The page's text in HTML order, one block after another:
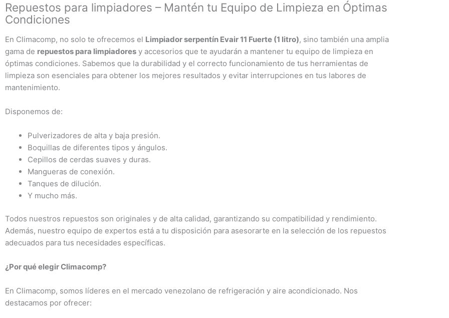
Repuestos para limpiadores – Mantén tu Equipo de Limpieza en Óptimas
Condiciones
En Climacomp, no solo te ofrecemos el Limpiador serpentín Evair 11 Fuerte (1 litro), sino también una amplia
gama de repuestos para limpiadores y accesorios que te ayudarán a mantener tu equipo de limpieza en
óptimas condiciones. Sabemos que la durabilidad y el correcto funcionamiento de tus herramientas de
limpieza son esenciales para obtener los mejores resultados y evitar interrupciones en tus labores de
mantenimiento.
Disponemos de:
Pulverizadores de alta y baja presión.
Boquillas de diferentes tipos y ángulos.
Cepillos de cerdas suaves y duras.
Mangueras de conexión.
Tanques de dilución.
Y mucho más.
Todos nuestros repuestos son originales y de alta calidad, garantizando su compatibilidad y rendimiento.
Además, nuestro equipo de expertos está a tu disposición para asesorarte en la selección de los repuestos
adecuados para tus necesidades específicas.
¿Por qué elegir Climacomp?
En Climacomp, somos líderes en el mercado venezolano de refrigeración y aire acondicionado. Nos
destacamos por ofrecer: